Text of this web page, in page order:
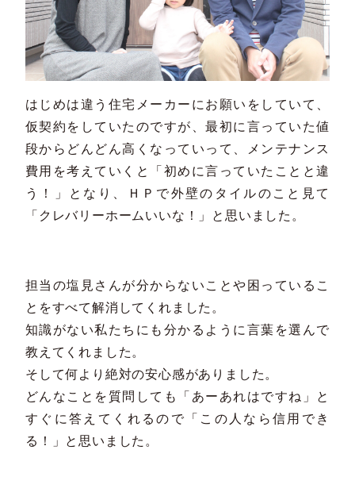
はじめは違う住宅メーカーにお願いをしていて、
仮契約をしていたのですが、最初に言っていた値
段からどんどん高くなっていって、メンテナンス
費用を考えていくと「初めに言っていたことと違
う！」となり、ＨＰで外壁のタイルのこと見て
「クレバリーホームいいな！」と思いました。
担当の塩見さんが分からないことや困っているこ
とをすべて解消してくれました。
知識がない私たちにも分かるように言葉を選んで
教えてくれました。
そして何より絶対の安心感がありました。
どんなことを質問しても「あーあれはですね」と
すぐに答えてくれるので「この人なら信用でき
る！」と思いました。